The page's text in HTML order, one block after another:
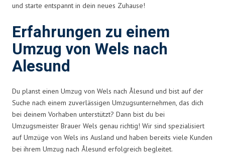
und starte entspannt in dein neues Zuhause!
Erfahrungen zu einem
Umzug von Wels nach
Alesund
Du planst einen Umzug von Wels nach Ålesund und bist auf der
Suche nach einem zuverlässigen Umzugsunternehmen, das dich
bei deinem Vorhaben unterstützt? Dann bist du bei
Umzugsmeister Brauer Wels genau richtig! Wir sind spezialisiert
auf Umzüge von Wels ins Ausland und haben bereits viele Kunden
bei ihrem Umzug nach Ålesund erfolgreich begleitet.